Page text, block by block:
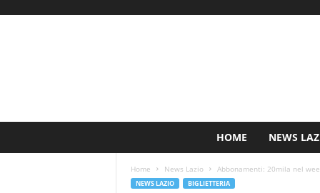
HOME NEWS
Home News Lazio Abbonamenti: 20mila nel
NEWS LAZIO BIGLIETTERIA